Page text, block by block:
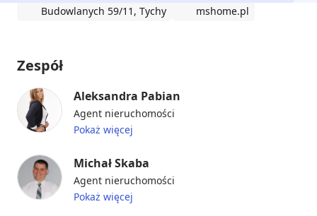
Budowlanych 59/11, Tychy mshome.pl
Zespół
Aleksandra Pabian
Agent nieruchomości
Pokaż więcej
Michał Skaba
Agent nieruchomości
Pokaż więcej